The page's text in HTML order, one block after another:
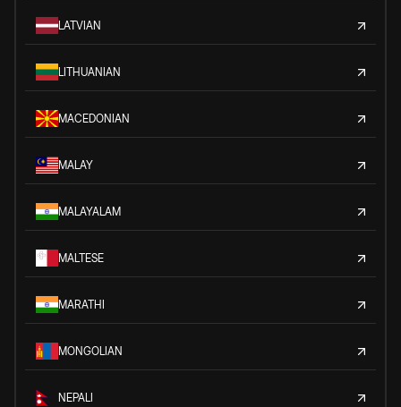
LATVIAN
LITHUANIAN
MACEDONIAN
MALAY
MALAYALAM
MALTESE
MARATHI
MONGOLIAN
NEPALI